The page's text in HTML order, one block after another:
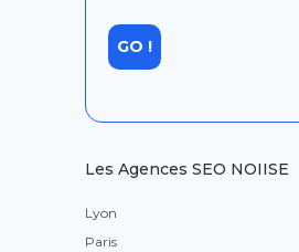
Les Agences SEO NOIISE
Lyon
Paris